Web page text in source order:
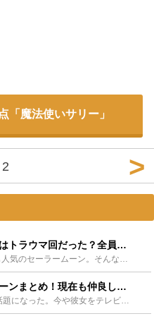
「魔法使いサリー」
セーラームーン最終回はトラウマ回だった？全員死亡の衝撃ラストとは - Leisurego(レジャーゴー)
日本のみならず海外からも人気のセーラームーン。そんなセーラームーンの初代アニメ版最終回は、仲間が全員死亡というトラウマものの展開で、視聴者である子どもの保護者からクレームが入るなど社会現象にもなりま...
北川景子のセーラームーンまとめ！現在も仲良しな仲間との誕生日会も - Leisurego(レジャーゴー)
DAIGOさんとの結婚でも話題になった。今や彼女をテレビで見る日はないほど、モデルとして、女優として、幅広く活躍する北川景子。キリッとした顔立ちで女性からの支持も多い彼女。そんな北川景子の原点にもな...